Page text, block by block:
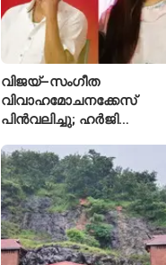
വിജയ്–സംഗീത
വിവാഹമോചനക്കേസ്
പിൻവലിച്ചു; ഹർജി
അവസാനിപ്പിച്ച് കോടതി